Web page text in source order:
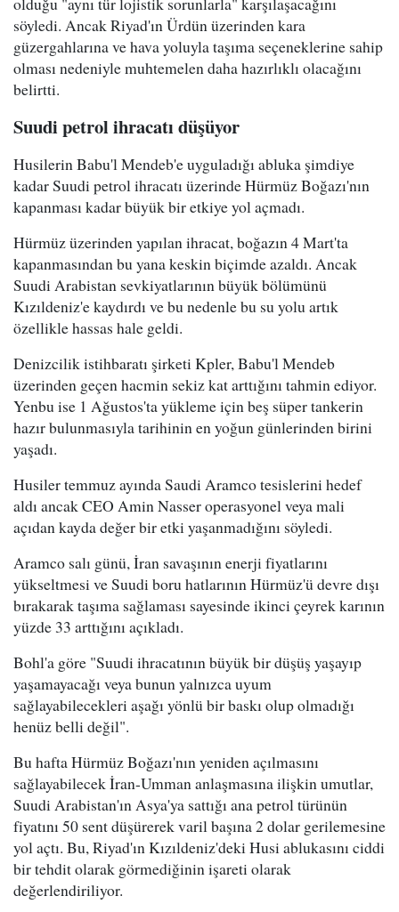
söyledi. Ancak Riyad'ın Ürdün üzerinden kara
güzergahlarına ve hava yoluyla taşıma seçeneklerine sahip
olması nedeniyle muhtemelen daha hazırlıklı olacağını
belirtti.
Suudi petrol ihracatı düşüyor
Husilerin Babu'l Mendeb'e uyguladığı abluka şimdiye
kadar Suudi petrol ihracatı üzerinde Hürmüz Boğazı'nın
kapanması kadar büyük bir etkiye yol açmadı.
Hürmüz üzerinden yapılan ihracat, boğazın 4 Mart'ta
kapanmasından bu yana keskin biçimde azaldı. Ancak
Suudi Arabistan sevkiyatlarının büyük bölümünü
Kızıldeniz'e kaydırdı ve bu nedenle bu su yolu artık
özellikle hassas hale geldi.
Denizcilik istihbaratı şirketi Kpler, Babu'l Mendeb
üzerinden geçen hacmin sekiz kat arttığını tahmin ediyor.
Yenbu ise 1 Ağustos'ta yükleme için beş süper tankerin
hazır bulunmasıyla tarihinin en yoğun günlerinden birini
yaşadı.
Husiler temmuz ayında Saudi Aramco tesislerini hedef
aldı ancak CEO Amin Nasser operasyonel veya mali
açıdan kayda değer bir etki yaşanmadığını söyledi.
Aramco salı günü, İran savaşının enerji fiyatlarını
yükseltmesi ve Suudi boru hatlarının Hürmüz'ü devre dışı
bırakarak taşıma sağlaması sayesinde ikinci çeyrek karının
yüzde 33 arttığını açıkladı.
Bohl'a göre "Suudi ihracatının büyük bir düşüş yaşayıp
yaşamayacağı veya bunun yalnızca uyum
sağlayabilecekleri aşağı yönlü bir baskı olup olmadığı
henüz belli değil".
Bu hafta Hürmüz Boğazı'nın yeniden açılmasını
sağlayabilecek İran-Umman anlaşmasına ilişkin umutlar,
Suudi Arabistan'ın Asya'ya sattığı ana petrol türünün
fiyatını 50 sent düşürerek varil başına 2 dolar gerilemesine
yol açtı. Bu, Riyad'ın Kızıldeniz'deki Husi ablukasını ciddi
bir tehdit olarak görmediğinin işareti olarak
değerlendiriliyor.